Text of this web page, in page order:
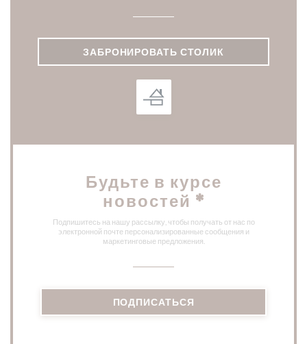
ЗАБРОНИРОВАТЬ СТОЛИК
Будьте в курсе
новостей *
Подпишитесь на нашу рассылку, чтобы получать от нас по
электронной почте персонализированные сообщения и
маркетинговые предложения.
ПОДПИСАТЬСЯ